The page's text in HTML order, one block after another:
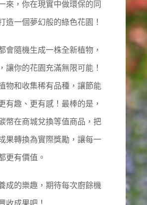
來，你在現實中做環保的同
造一個夢幻般的綠色花園！
會隨機生成一株全新植物，
讓你的花園充滿無限可能！
物和收集稀有品種，讓節能
有趣、更有感！最棒的是，
幣在商城兌換等值商品，把
果轉換為實際獎勵，讓每一
更有價值。
成的樂趣，期待每次廚餘機